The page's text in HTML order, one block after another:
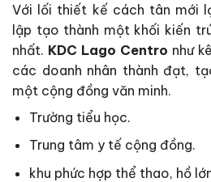
Với lối thiết kế cách tân mới
lập tạo thành một khối kiến
nhất. KDC Lago Centro như
các doanh nhân thành đạt,
một cộng đồng văn minh.
Trường tiểu học.
Trung tâm y tế cộng đồng.
khu phức hợp thể thao, hồ